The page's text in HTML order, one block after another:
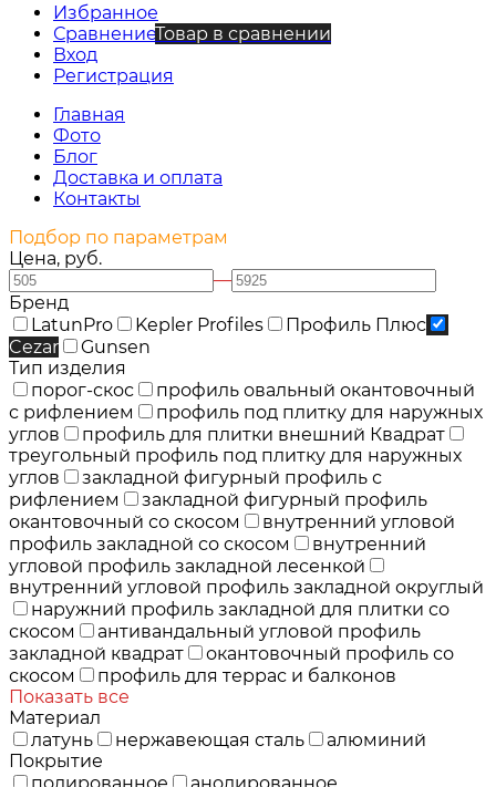
Избранное
СравнениеТовар в сравнении
Вход
Регистрация
Главная
Фото
Блог
Доставка и оплата
Контакты
Подбор по параметрам
Цена, руб.
—
Бренд
LatunPro
Kepler Profiles
Профиль Плюс
Cezar
Gunsen
Тип изделия
порог-скос
профиль овальный окантовочный
с рифлением
профиль под плитку для наружных
углов
профиль для плитки внешний Квадрат
треугольный профиль под плитку для наружных
углов
закладной фигурный профиль с
рифлением
закладной фигурный профиль
окантовочный со скосом
внутренний угловой
профиль закладной со скосом
внутренний
угловой профиль закладной лесенкой
внутренний угловой профиль закладной округлый
наружний профиль закладной для плитки со
скосом
антивандальный угловой профиль
закладной квадрат
окантовочный профиль со
скосом
профиль для террас и балконов
Показать все
Материал
латунь
нержавеющая сталь
алюминий
Покрытие